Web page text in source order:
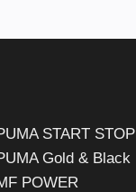
START STOP
Gold & Black
POWER